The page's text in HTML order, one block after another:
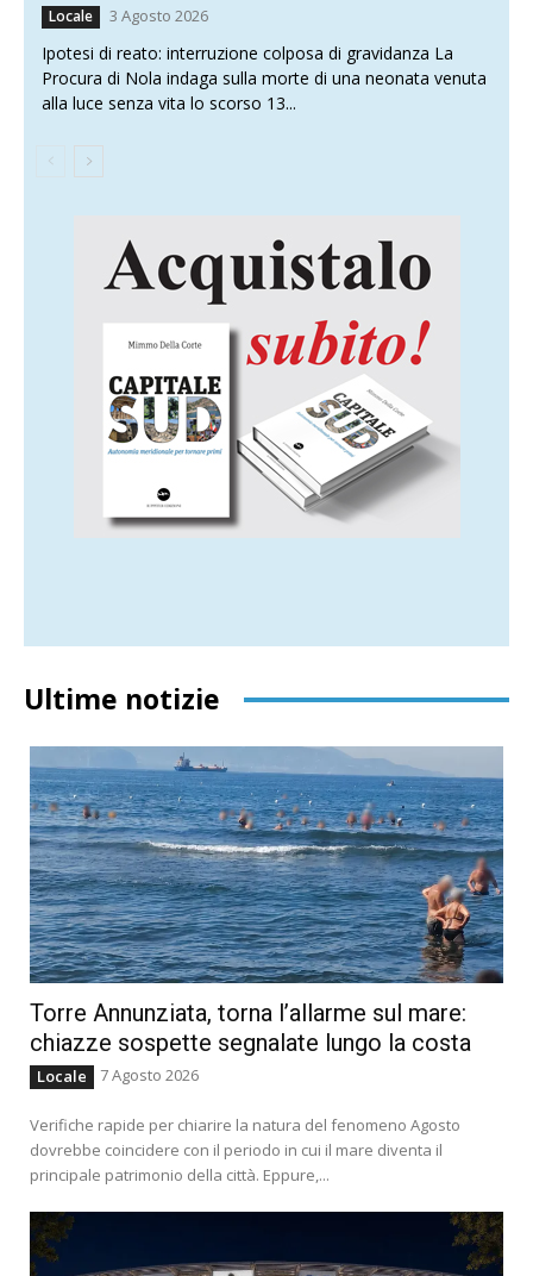
Locale 3 Agosto 2026
Ipotesi di reato: interruzione colposa di gravidanza La
Procura di Nola indaga sulla morte di una neonata venuta
alla luce senza vita lo scorso 13...
Ultime notizie
Torre Annunziata, torna l’allarme sul mare:
chiazze sospette segnalate lungo la costa
Locale 7 Agosto 2026
Verifiche rapide per chiarire la natura del fenomeno Agosto
dovrebbe coincidere con il periodo in cui il mare diventa il
principale patrimonio della città. Eppure,...